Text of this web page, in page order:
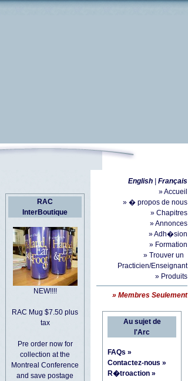
RAC
InterBoutique
NEW!!!!
RAC Mug $7.50 plus
tax
Pre order now for
collection at the
Montreal Conference
and save postage
English
Français
» Accueil
» � propos de nous
» Chapitres
» Annonces
» Adh�sion
» Formation
» Trouver un
Practicien/Enseignant
» Produits
» Membres Seulement
Au sujet de
l'Arc
FAQs »
Contactez-nous »
R�troaction »